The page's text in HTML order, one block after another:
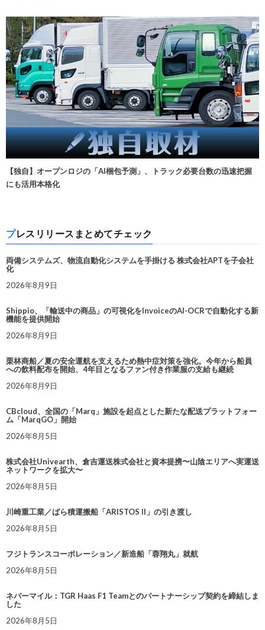
【独自】オープンロジの「AI梱包予測」、トラック必要台数の迅速把握
にも活用本格化
プレスリリースまとめてチェック
両備システムズ、物流自動化システムを手掛ける 株式会社APTを子会社
化
2026年8月9日
Shippio、「輸送中の商品」の可視化をInvoiceのAI-OCRで自動化する新
機能を提供開始
2026年8月9日
栗林商船／夏の安全運航を支えるため熱中症対策を強化。今年から船員
への飲料配布を開始、4年目となるファン付き作業服の支給も継続
2026年8月9日
CBcloud、全国の「Marq」施設を起点とした新たな配送プラットフォー
ム「MarqGO」開始
2026年8月5日
株式会社Univearth、倉吉運送株式会社と資本提携〜山陰エリアへ実運送
ネットワークを拡大〜
2026年8月5日
川崎重工業／ばら積運搬船「ARISTOS II」の引き渡し
2026年8月5日
フジトランスコーポレーション／新造船「蓉翔丸」就航
2026年8月5日
ネバーマイル：TGR Haas F1 Teamとのパートナーシップ契約を締結しま
した
2026年8月5日